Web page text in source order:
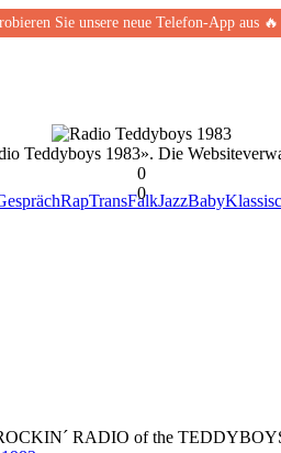
Sie unsere neue Telefon-App aus
RapTransFalkJazzBaby
Teddyboys 1983». Die
0
0
RADIO of the